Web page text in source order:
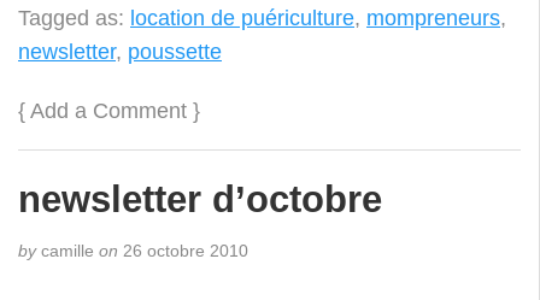
Tagged as: location de puériculture, mompreneurs,
newsletter, poussette
{ Add a Comment }
newsletter d’octobre
bycamille on 26 octobre 2010